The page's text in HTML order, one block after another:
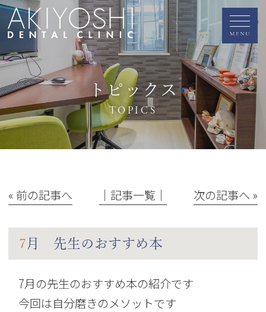
トピックス
TOPICS
« 前の記事へ │記事一覧│ 次の記事へ »
7月 先生のおすすめ本
7月の先生のおすすめ本の紹介です
今回は自分磨きのメソットです